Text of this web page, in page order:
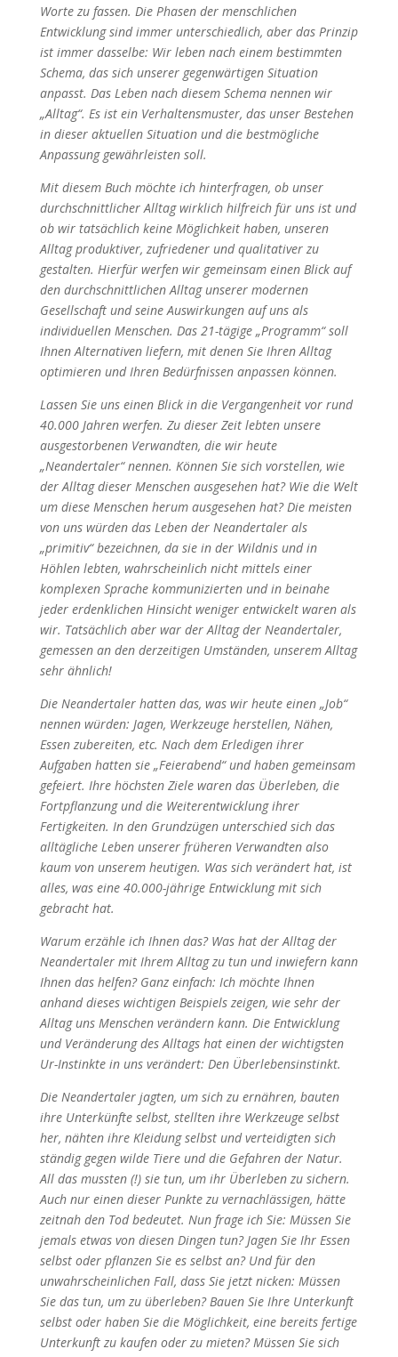
Worte zu fassen. Die Phasen der menschlichen
Entwicklung sind immer unterschiedlich, aber das Prinzip
ist immer dasselbe: Wir leben nach einem bestimmten
Schema, das sich unserer gegenwärtigen Situation
anpasst. Das Leben nach diesem Schema nennen wir
„Alltag“. Es ist ein Verhaltensmuster, das unser Bestehen
in dieser aktuellen Situation und die bestmögliche
Anpassung gewährleisten soll.
Mit diesem Buch möchte ich hinterfragen, ob unser
durchschnittlicher Alltag wirklich hilfreich für uns ist und
ob wir tatsächlich keine Möglichkeit haben, unseren
Alltag produktiver, zufriedener und qualitativer zu
gestalten. Hierfür werfen wir gemeinsam einen Blick auf
den durchschnittlichen Alltag unserer modernen
Gesellschaft und seine Auswirkungen auf uns als
individuellen Menschen. Das 21-tägige „Programm“ soll
Ihnen Alternativen liefern, mit denen Sie Ihren Alltag
optimieren und Ihren Bedürfnissen anpassen können.
Lassen Sie uns einen Blick in die Vergangenheit vor rund
40.000 Jahren werfen. Zu dieser Zeit lebten unsere
ausgestorbenen Verwandten, die wir heute
„Neandertaler“ nennen. Können Sie sich vorstellen, wie
der Alltag dieser Menschen ausgesehen hat? Wie die Welt
um diese Menschen herum ausgesehen hat? Die meisten
von uns würden das Leben der Neandertaler als
„primitiv“ bezeichnen, da sie in der Wildnis und in
Höhlen lebten, wahrscheinlich nicht mittels einer
komplexen Sprache kommunizierten und in beinahe
jeder erdenklichen Hinsicht weniger entwickelt waren als
wir. Tatsächlich aber war der Alltag der Neandertaler,
gemessen an den derzeitigen Umständen, unserem Alltag
sehr ähnlich!
Die Neandertaler hatten das, was wir heute einen „Job“
nennen würden: Jagen, Werkzeuge herstellen, Nähen,
Essen zubereiten, etc. Nach dem Erledigen ihrer
Aufgaben hatten sie „Feierabend“ und haben gemeinsam
gefeiert. Ihre höchsten Ziele waren das Überleben, die
Fortpflanzung und die Weiterentwicklung ihrer
Fertigkeiten. In den Grundzügen unterschied sich das
alltägliche Leben unserer früheren Verwandten also
kaum von unserem heutigen. Was sich verändert hat, ist
alles, was eine 40.000-jährige Entwicklung mit sich
gebracht hat.
Warum erzähle ich Ihnen das? Was hat der Alltag der
Neandertaler mit Ihrem Alltag zu tun und inwiefern kann
Ihnen das helfen? Ganz einfach: Ich möchte Ihnen
anhand dieses wichtigen Beispiels zeigen, wie sehr der
Alltag uns Menschen verändern kann. Die Entwicklung
und Veränderung des Alltags hat einen der wichtigsten
Ur-Instinkte in uns verändert: Den Überlebensinstinkt.
Die Neandertaler jagten, um sich zu ernähren, bauten
ihre Unterkünfte selbst, stellten ihre Werkzeuge selbst
her, nähten ihre Kleidung selbst und verteidigten sich
ständig gegen wilde Tiere und die Gefahren der Natur.
All das mussten (!) sie tun, um ihr Überleben zu sichern.
Auch nur einen dieser Punkte zu vernachlässigen, hätte
zeitnah den Tod bedeutet. Nun frage ich Sie: Müssen Sie
jemals etwas von diesen Dingen tun? Jagen Sie Ihr Essen
selbst oder pflanzen Sie es selbst an? Und für den
unwahrscheinlichen Fall, dass Sie jetzt nicken: Müssen
Sie das tun, um zu überleben? Bauen Sie Ihre Unterkunft
selbst oder haben Sie die Möglichkeit, eine bereits fertige
Unterkunft zu kaufen oder zu mieten? Müssen Sie sich